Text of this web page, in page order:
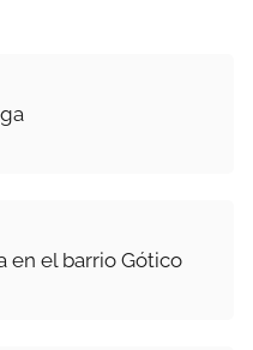
en el barrio Gótico